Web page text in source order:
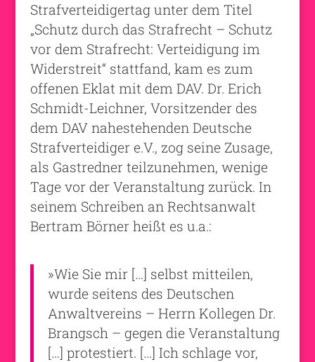
Strafverteidigertag unter dem Titel
„Schutz durch das Strafrecht – Schutz
vor dem Strafrecht: Verteidigung im
Widerstreit“ stattfand, kam es zum
offenen Eklat mit dem DAV. Dr. Erich
Schmidt-Leichner, Vorsitzender des
dem DAV nahestehenden Deutsche
Strafverteidiger e.V., zog seine Zusage,
als Gastredner teilzunehmen, wenige
Tage vor der Veranstaltung zurück. In
seinem Schreiben an Rechtsanwalt
Bertram Börner heißt es u.a.:
»Wie Sie mir […] selbst mitteilen,
wurde seitens des Deutschen
Anwaltvereins – Herrn Kollegen Dr.
Brangsch – gegen die Veranstaltung
[…] protestiert. […] Ich schlage vor,